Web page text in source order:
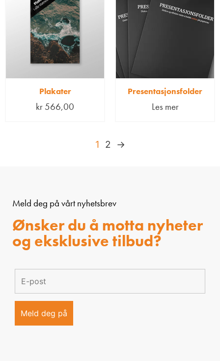
Plakater
kr 566,00
Presentasjonsfolder
Les mer
1 2 →
Meld deg på vårt nyhetsbrev
Ønsker du å motta nyheter
og eksklusive tilbud?